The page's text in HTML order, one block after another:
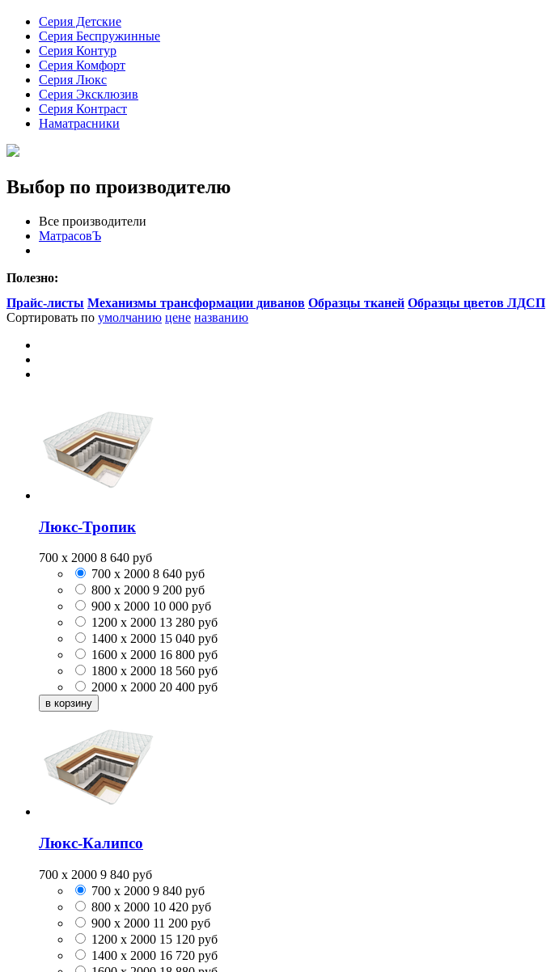
Серия Детские
Серия Беспружинные
Серия Контур
Серия Комфорт
Серия Люкс
Серия Эксклюзив
Серия Контраст
Наматрасники
Выбор по производителю
Все производители
МатрасовЪ
Полезно:
Прайс-листы Механизмы трансформации диванов Образцы тканей Образцы цветов ЛДСП
Сортировать по умолчанию цене названию
Люкс-Тропик
700 x 2000 8 640 руб
700 x 2000 8 640 руб
800 x 2000 9 200 руб
900 x 2000 10 000 руб
1200 x 2000 13 280 руб
1400 x 2000 15 040 руб
1600 x 2000 16 800 руб
1800 x 2000 18 560 руб
2000 x 2000 20 400 руб
Люкс-Калипсо
700 x 2000 9 840 руб
700 x 2000 9 840 руб
800 x 2000 10 420 руб
900 x 2000 11 200 руб
1200 x 2000 15 120 руб
1400 x 2000 16 720 руб